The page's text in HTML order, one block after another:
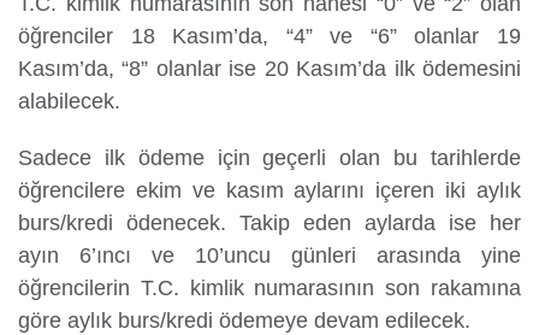
öğrenciler 18 Kasım’da, “4” ve “6” olanlar 19
Kasım’da, “8” olanlar ise 20 Kasım’da ilk ödemesini
alabilecek.
Sadece ilk ödeme için geçerli olan bu tarihlerde
öğrencilere ekim ve kasım aylarını içeren iki aylık
burs/kredi ödenecek. Takip eden aylarda ise her
ayın 6’ıncı ve 10’uncu günleri arasında yine
öğrencilerin T.C. kimlik numarasının son rakamına
göre aylık burs/kredi ödemeye devam edilecek.